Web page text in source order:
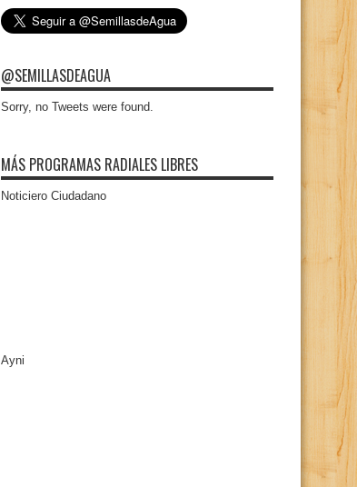
@SEMILLASDEAGUA
Sorry, no Tweets were found.
MÁS PROGRAMAS RADIALES LIBRES
Noticiero Ciudadano
Ayni